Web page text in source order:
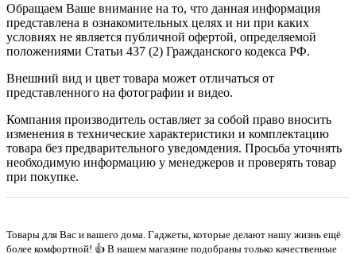
Обращаем Ваше внимание на то, что данная информация
представлена в ознакомительных целях и ни при каких
условиях не является публичной офертой, определяемой
положениями Статьи 437 (2) Гражданского кодекса РФ.
Внешний вид и цвет товара может отличаться от
представленного на фотографии и видео.
Компания производитель оставляет за собой право вносить
изменения в технические характеристики и комплектацию
товара без предварительного уведомдения. Просьба уточнять
необходимую информацию у менеджеров и проверять товар
при покупке.
Товары для Вас и вашего дома. Гаджеты, которые делают нашу жизнь ещё
более комфортной! 👍 В нашем магазине подобраны только качественные